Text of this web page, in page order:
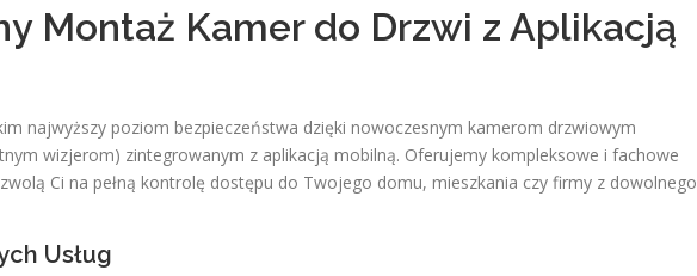
Montaż Kamer do Drzwi z Aplikacją
najwyższy poziom bezpieczeństwa dzięki nowoczesnym kamerom drzwiowym
wizjerom) zintegrowanym z aplikacją mobilną. Oferujemy kompleksowe i fachowe
Ci na pełną kontrolę dostępu do Twojego domu, mieszkania czy firmy z dowolnego
Usług